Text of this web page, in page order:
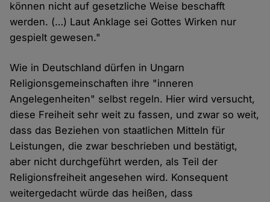
können nicht auf gesetzliche Weise beschafft
werden. (…) Laut Anklage sei Gottes Wirken nur
gespielt gewesen."
Wie in Deutschland dürfen in Ungarn
Religionsgemeinschaften ihre "inneren
Angelegenheiten" selbst regeln. Hier wird versucht,
diese Freiheit sehr weit zu fassen, und zwar so weit,
dass das Beziehen von staatlichen Mitteln für
Leistungen, die zwar beschrieben und bestätigt,
aber nicht durchgeführt werden, als Teil der
Religionsfreiheit angesehen wird. Konsequent
weitergedacht würde das heißen, dass